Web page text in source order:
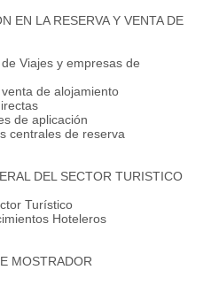
EN LA RESERVA Y VENTA DE
Viajes y empresas de
de alojamiento
de aplicación
centrales de reserva
DEL SECTOR TURISTICO
Turístico
Hoteleros
MOSTRADOR